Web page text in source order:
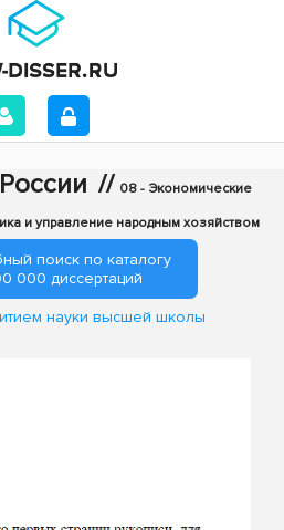
// 08 - Экономические
и управление народным хозяйством
поиск по каталогу
000 диссертаций
науки высшей школы